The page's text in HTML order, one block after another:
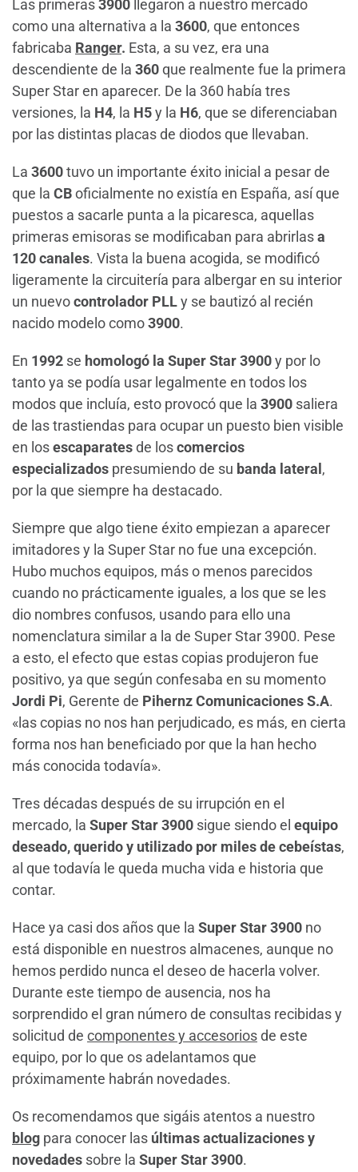
Las primeras3900 llegaron a nuestro mercado
como una alternativa a la 3600, que entonces
fabricaba Ranger. Esta, a su vez, era una
descendiente de la 360que realmente fue la primera
Super Star en aparecer. De la 360 había tres
versiones, la H4, la H5y la H6, que se diferenciaban
por las distintas placas de diodos que llevaban.
La 3600tuvo un importante éxito inicial a pesar de
que la CBoficialmente no existía en España, así que
puestos a sacarle punta a la picaresca, aquellas
primeras emisoras se modificaban para abrirlasa
120 canales. Vista la buena acogida, se modificó
ligeramente la circuitería para albergar en su interior
un nuevocontrolador PLLy se bautizó al recién
nacido modelo como3900.
En 1992 se homologó la Super Star 3900y por lo
tanto ya se podía usar legalmente en todos los
modos que incluía, esto provocó que la 3900 saliera
de las trastiendas para ocupar un puesto bien visible
en losescaparatesde loscomercios
especializados presumiendo de su banda lateral ,
por la que siempre ha destacado.
Siempre que algo tiene éxito empiezan a aparecer
imitadores y la Super Star no fue una excepción.
Hubo muchos equipos, más o menos parecidos
cuando no prácticamente iguales, a los que se les
dio nombres confusos, usando para ello una
nomenclatura similar a la de Super Star 3900. Pese
a esto, el efecto que estas copias produjeron fue
positivo, ya que según confesaba en su momento
Jordi Pi, Gerente de Pihernz Comunicaciones S.A.
«las copias no nos han perjudicado, es más, en cierta
forma nos han beneficiado por que la han hecho
más conocida todavía».
Tres décadas después de su irrupción en el
mercado, la Super Star 3900 sigue siendo el equipo
deseado, querido y utilizado por miles de cebeístas,
al que todavía le queda mucha vida e historia que
contar.
Hace ya casi dos años que la Super Star 3900 no
está disponible en nuestros almacenes, aunque no
hemos perdido nunca el deseo de hacerla volver.
Durante este tiempo de ausencia, nos ha
sorprendido el gran número de consultas recibidas y
solicitud de componentes y accesoriosde este
equipo, por lo que os adelantamos que
próximamente habrán novedades.
Os recomendamos que sigáis atentos a nuestro
blog para conocer las últimas actualizaciones y
novedades sobre la Super Star 3900.